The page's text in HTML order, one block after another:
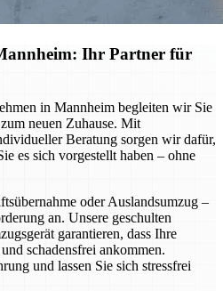
Ihr Partner für
in Mannheim begleiten wir Sie
neuen Zuhause. Mit
Beratung sorgen wir dafür,
es sich vorgestellt haben – ohne
oder Auslandsumzug –
an. Unsere geschulten
garantieren, dass Ihre
schadensfrei ankommen.
und lassen Sie sich stressfrei